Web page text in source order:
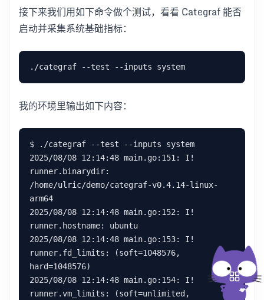
接下来我们用如下命令做个测试，看看 Categraf 能否
启动并采集系统基础指标：
我的环境里输出如下内容：
$ ./categraf --test --inputs system
2025/08/08 12:14:48 main.go:151: I!
runner.binarydir:
/home/ulric/demo/categraf-v0.4.14-linux-
arm64
2025/08/08 12:14:48 main.go:152: I!
runner.hostname: ubuntu
2025/08/08 12:14:48 main.go:153: I!
runner.fd_limits: (soft=1048576,
hard=1048576)
2025/08/08 12:14:48 main.go:154: I!
runner.vm_limits: (soft=unlimited,